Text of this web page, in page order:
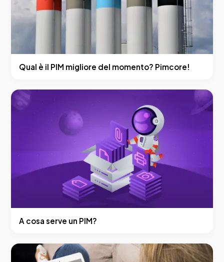
Qual è il PIM migliore del momento? Pimcore!
A cosa serve un PIM?